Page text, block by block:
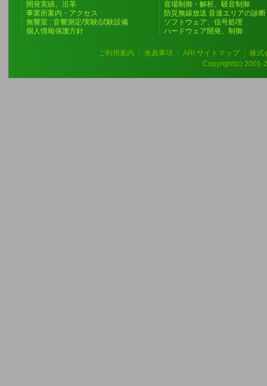
開発実績、沿革
事業所案内・アクセス
無響室 : 音響測定/実験/試験設備
個人情報保護方針
音場制御・解析、騒音制御
防災無線放送 音達エリアの診断
ソフトウェア、信号処理
ハードウェア開発、制御
ご利用案内 免責事項 ARI サイトマップ
株式
Copyright(c) 2001-